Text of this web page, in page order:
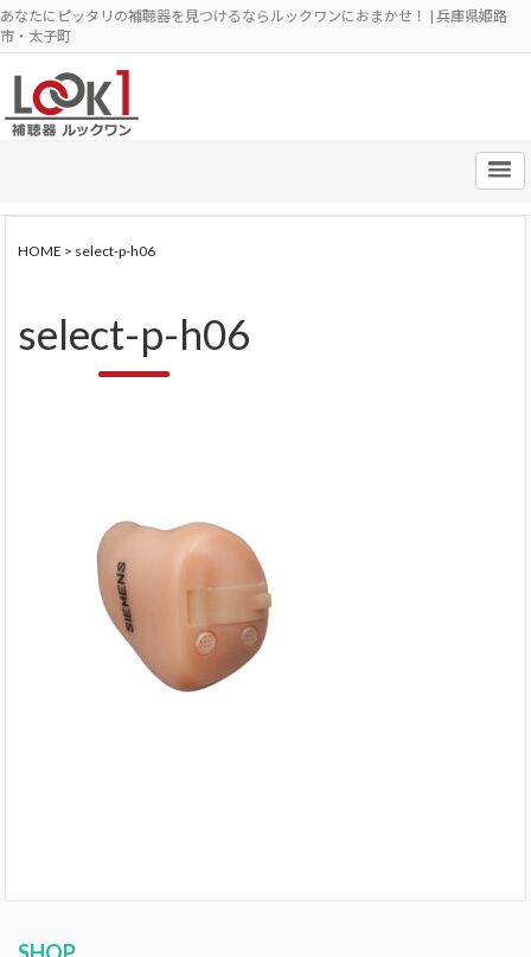
あなたにピッタリの補聴器を見つけるならルックワンにおまかせ！ | 兵庫県姫路
市・太子町
HOME > select-p-h06
select-p-h06